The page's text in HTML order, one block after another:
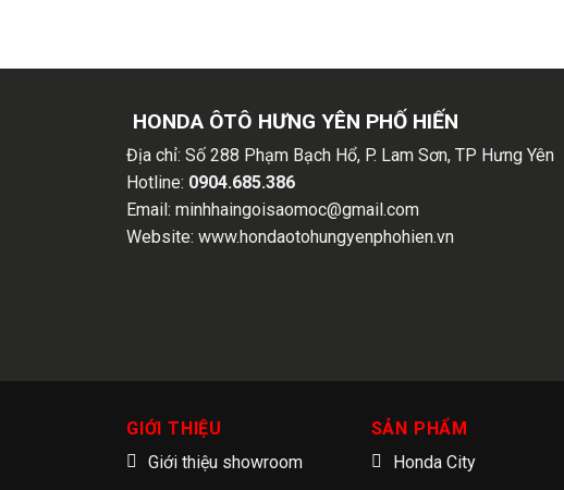
HONDA ÔTÔ HƯNG YÊN PHỐ HIẾN
Địa chỉ: Số 288 Phạm Bạch Hổ, P. Lam Sơn, TP Hưng Yên
Hotline: 0904.685.386
Email: minhhaingoisaomoc@gmail.com
Website: www.hondaotohungyenphohien.vn
GIỚI THIỆU
Giới thiệu showroom
SẢN PHẨM
Honda City